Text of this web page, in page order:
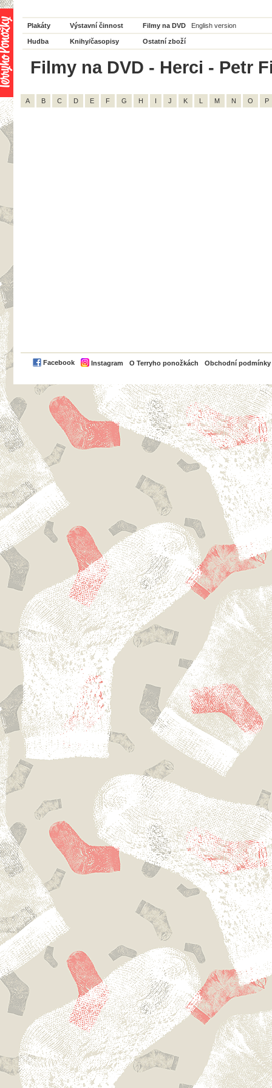
Plakáty Výstavní činnost Filmy na DVD English version
Hudba Knihy/časopisy Ostatní zboží
Filmy na DVD - Herci - Petr
A B C D E F G H I J K L M N O P
Facebook Instagram O Terryho ponožkách Obchodní podmínky
PayPal